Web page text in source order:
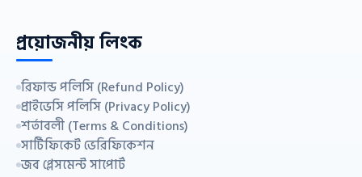
প্রয়োজনীয় লিংক
রিফান্ড পলিসি (Refund Policy)
প্রাইভেসি পলিসি (Privacy Policy)
শর্তাবলী (Terms & Conditions)
সার্টিফিকেট ভেরিফিকেশন
জব প্লেসমেন্ট সাপোর্ট